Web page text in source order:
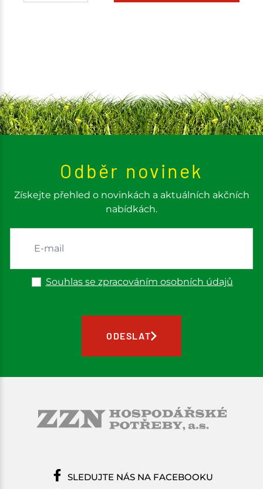
Odběr novinek
Získejte přehled o novinkách a aktuálních akčních
nabídkách.
Souhlas se zpracováním osobních údajů
ODESLAT
SLEDUJTE NÁS NA FACEBOOKU